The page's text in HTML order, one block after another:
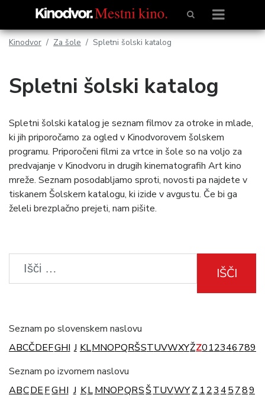
Kinodvor Za šole Spletni šolski katalog
Spletni šolski katalog
Spletni šolski katalog je seznam filmov za otroke in mlade,
ki jih priporočamo za ogled v Kinodvorovem šolskem
programu. Priporočeni filmi za vrtce in šole so na voljo za
predvajanje v Kinodvoru in drugih kinematografih Art kino
mreže. Seznam posodabljamo sproti, novosti pa najdete v
tiskanem Šolskem katalogu, ki izide v avgustu. Če bi ga
želeli brezplačno prejeti, nam pišite.
IŠČI
Seznam po slovenskem naslovu
ABCČDEFGHI J KLMNOPQRŠSTUVWXYŽZ012346789
Seznam po izvornem naslovu
ABCDEFGHI J KLMNOPQRSŠTUVWYZ 1 2345789